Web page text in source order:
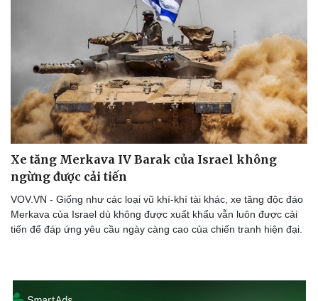
Xe tăng Merkava IV Barak của Israel không
ngừng được cải tiến
VOV.VN - Giống như các loại vũ khí-khí tài khác, xe tăng độc đáo
Merkava của Israel dù không được xuất khẩu vẫn luôn được cải
tiến để đáp ứng yêu cầu ngày càng cao của chiến tranh hiện đại.